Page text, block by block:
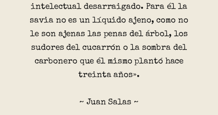
intelectual desarraigado. Para él la
savia no es un líquido ajeno, como no
le son ajenas las penas del árbol, los
sudores del cucarrón o la sombra del
carbonero que él mismo plantó hace
treinta años».
~ Juan Salas ~